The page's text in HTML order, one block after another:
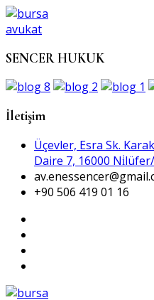
SENCER HUKUK
İletişim
Üçevler, Esra Sk.
Daire 7, 16000
+90 506 419 01 16